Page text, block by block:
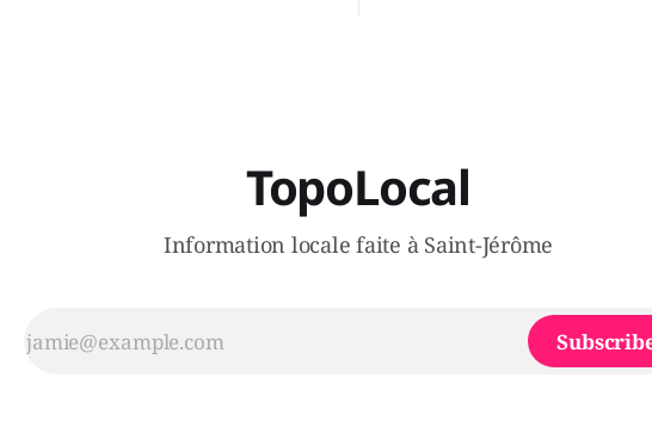
TopoLocal
Information locale faite à Saint-Jérôme